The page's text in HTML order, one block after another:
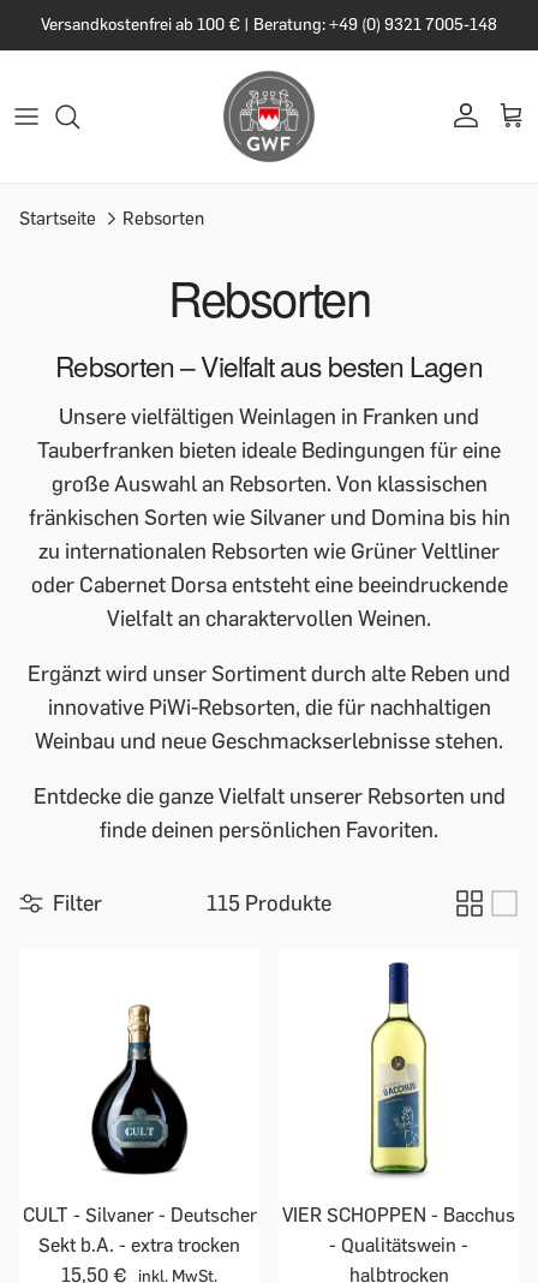
Versandkostenfrei ab 100 € | Beratung: +49 (0) 9321 7005-148
Startseite Rebsorten
Rebsorten
Rebsorten – Vielfalt aus besten Lagen
Unsere vielfältigen Weinlagen in Franken und
Tauberfranken bieten ideale Bedingungen für eine
große Auswahl an Rebsorten. Von klassischen
fränkischen Sorten wie Silvaner und Domina bis hin
zu internationalen Rebsorten wie Grüner Veltliner
oder Cabernet Dorsa entsteht eine beeindruckende
Vielfalt an charaktervollen Weinen.
Ergänzt wird unser Sortiment durch alte Reben und
innovative PiWi-Rebsorten, die für nachhaltigen
Weinbau und neue Geschmackserlebnisse stehen.
Entdecke die ganze Vielfalt unserer Rebsorten und
finde deinen persönlichen Favoriten.
Filter 115 Produkte
CULT - Silvaner - Deutscher
Sekt b.A. - extra trocken
15,50 €
inkl. MwSt.
VIER SCHOPPEN - Bacchus
- Qualitätswein -
halbtrocken